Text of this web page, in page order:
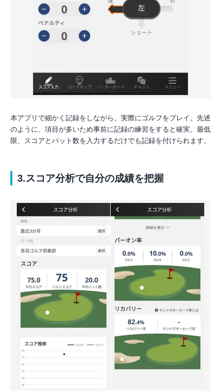
本アプリで細かく記録をしながら、実際にゴルフをプレイ。先述
のように、項目が多いため事前に記録の練習をすると確実。最低
限、スコアとパット数を入力するだけでも記録を付けられます。
3.スコア分析で自分の成績を把握